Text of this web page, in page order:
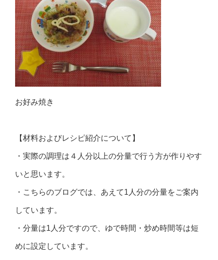
お好み焼き
【材料およびレシピ紹介について】
・実際の調理は４人分以上の分量で行う方が作りやす
いと思います。
・こちらのブログでは、あえて1人分の分量をご案内
しています。
・分量は1人分ですので、ゆで時間・炒め時間等は短
めに設定しています。